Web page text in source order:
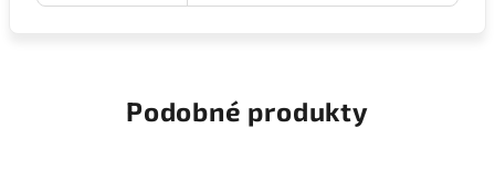
Podobné produkty